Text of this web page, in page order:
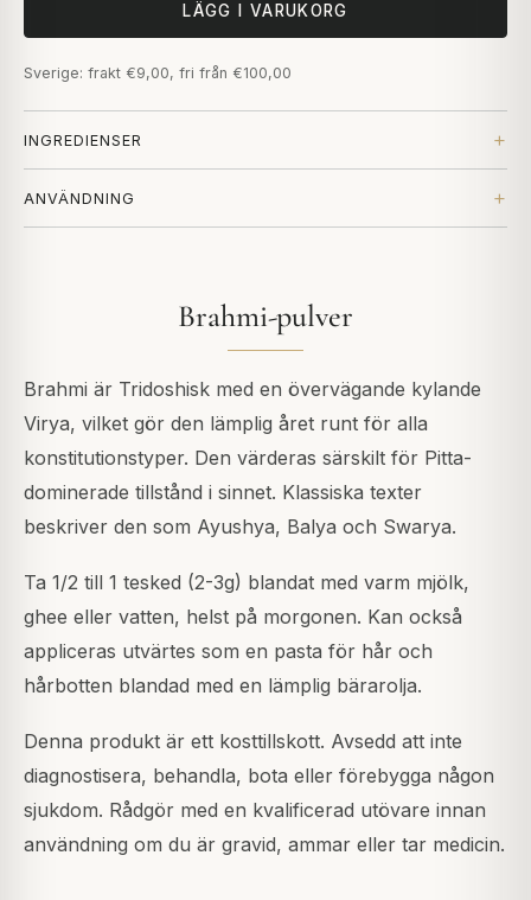
LÄGG I VARUKORG
Sverige: frakt €9,00, fri från €100,00
INGREDIENSER
ANVÄNDNING
Brahmi-pulver
Brahmi är Tridoshisk med en övervägande kylande
Virya, vilket gör den lämplig året runt för alla
konstitutionstyper. Den värderas särskilt för Pitta-
dominerade tillstånd i sinnet. Klassiska texter
beskriver den som Ayushya, Balya och Swarya.
Ta 1/2 till 1 tesked (2-3g) blandat med varm mjölk,
ghee eller vatten, helst på morgonen. Kan också
appliceras utvärtes som en pasta för hår och
hårbotten blandad med en lämplig bärarolja.
Denna produkt är ett kosttillskott. Avsedd att inte
diagnostisera, behandla, bota eller förebygga någon
sjukdom. Rådgör med en kvalificerad utövare innan
användning om du är gravid, ammar eller tar medicin.